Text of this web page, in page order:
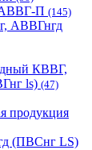
АВВГ-П (145)
АВВГнгд
КВВГ,
ls) (47)
продукция
(ПВСнг LS)